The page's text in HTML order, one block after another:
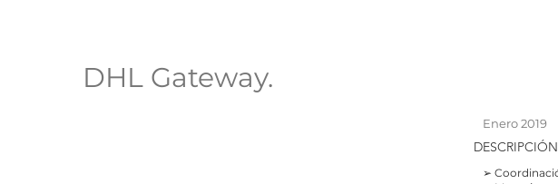
DHL Gateway.
Enero 2019
DESCRIPCIÓN
➢